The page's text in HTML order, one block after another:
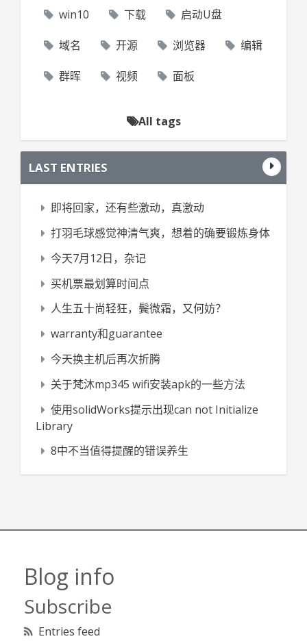
win10 下载 启动U盘
域名 开源 浏览器 编辑
群晖 视频 面板
All tags
LAST ENTRIES
即将回家，还有些激动，真激动
打羽毛球感觉神清气爽，想着的确要锻炼身体
今天7月12日，杂记
买机票最划算时间点
人生五十尚轻狂，鬓微霜，又何妨？
warranty和guarantee
今天换主机后再次折腾
关于梵沐mp345 wifi安装apk的一些方法
使用solidWorks提示出现can not Initialize
Library
8中不当值得提醒的错误养生
Blog info
Subscribe
Entries feed